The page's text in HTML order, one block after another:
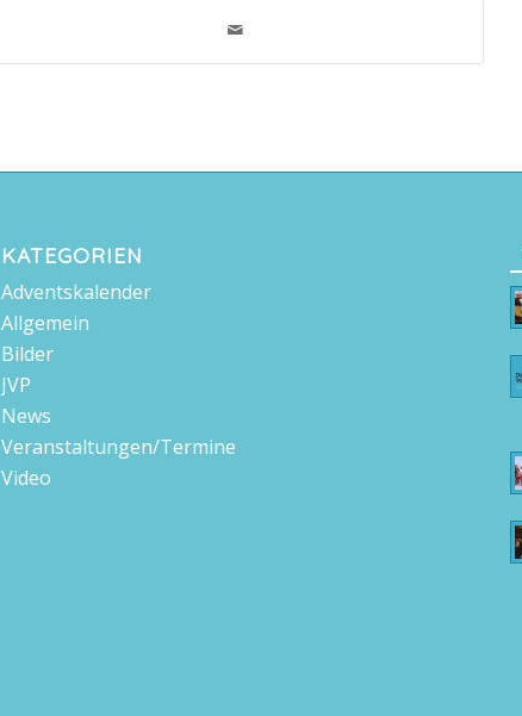
KATEGORIEN
Adventskalender
Allgemein
Bilder
JVP
News
Veranstaltungen/Termine
Video